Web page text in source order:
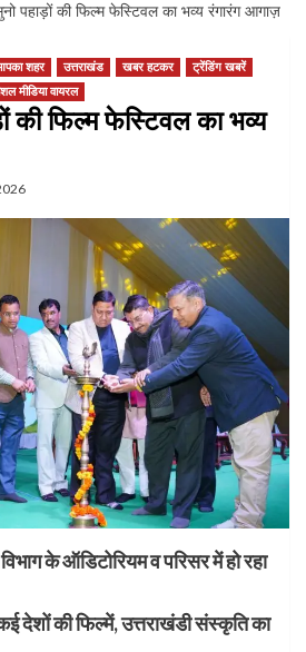
पहाड़ों की फिल्म फेस्टिवल का भव्य रंगारंग आगाज़
शहर उत्तराखंड खबर हटकर
ट्रेंडिंग खबरें
मीडिया वायरल
की फिल्म फेस्टिवल का भव्य
के ऑडिटोरियम व परिसर में हो रहा
देशों की फिल्में, उत्तराखंडी संस्कृति का